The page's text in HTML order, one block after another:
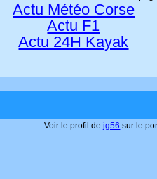
Actu Météo Corse
Actu F1
Actu 24H Kayak
Voir le profil dejg56 sur le